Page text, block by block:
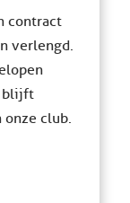
contract
verlengd.
blijft
club.